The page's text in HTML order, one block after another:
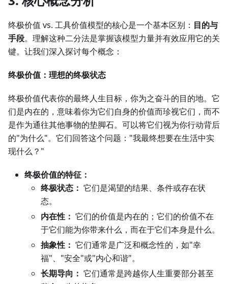
终极价值 vs. 工具价值模型的核心是一个基本区别： 目的与
手段。理解这种二分法是掌握该模型力量并有效应用它的关
键。让我们深入探讨每个概念：
终极价值：理想的终极状态
终极价值代表你的最终人生目标，你为之奋斗的目的地。它
们是内在的，意味着你为它们自身的价值而珍视它们，而不
是作为通往其他事物的垫脚石。可以将它们视为你行动背后
的"为什么"。它们回答这个问题："我最终想要在生活中实
现什么？"
终极价值的特征：
终极状态： 它们是渴望的结果、条件或存在状
态。
内在性： 它们的价值是内在的；它们的价值不在
于它们能为你带来什么，而在于它们本身是什么。
抽象性： 它们通常是广泛和概念性的，如"幸
福"、"安全"或"内心和谐"。
长期导向： 它们通常是跨越你人生重要部分甚至